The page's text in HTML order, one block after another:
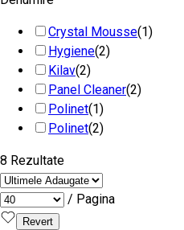
Crystal Mousse(1)
Hygiene(2)
Kilav(2)
Panel Cleaner(2)
Polinet(1)
Polinet(2)
8 Rezultate
/ Pagina
Revert